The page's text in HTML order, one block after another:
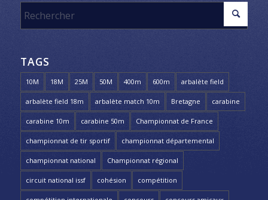
TAGS
10M 18M 25M 50M 400m 600m arbalète field
arbalète field 18m arbalète match 10m Bretagne carabine
carabine 10m carabine 50m Championnat de France
championnat de tir sportif championnat départemental
championnat national Championnat régional
circuit national issf cohésion compétition